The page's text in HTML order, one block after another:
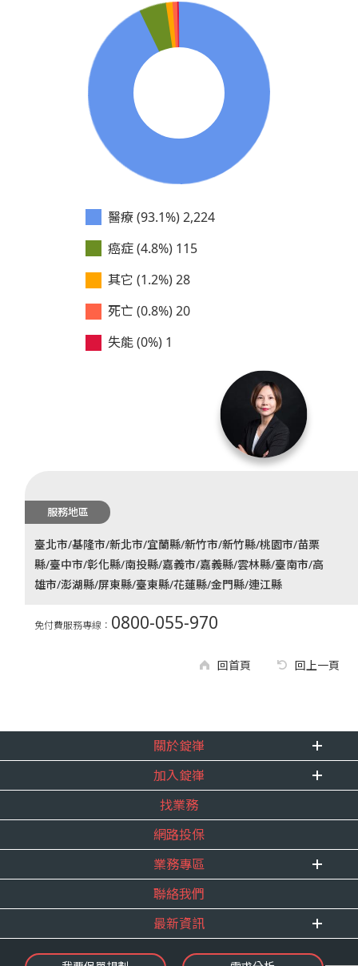
醫療 (93.1%) 2,224
癌症 (4.8%) 115
其它 (1.2%) 28
死亡 (0.8%) 20
失能 (0%) 1
服務地區
臺北市/基隆市/新北市/宜蘭縣/新竹市/新竹縣/桃園市/苗栗
縣/臺中市/彰化縣/南投縣/嘉義市/嘉義縣/雲林縣/臺南市/高
雄市/澎湖縣/屏東縣/臺東縣/花蓮縣/金門縣/連江縣
免付費服務專線： 0800-055-970
回首頁 回上一頁
關於錠嵂
企業資訊
重要事跡
得獎紀錄
服務宣言
合作夥伴
加入錠嵂
內勤招聘
精英招募
年度增員計畫
找業務
網路投保
業務專區
E 線資源網
聯絡我們
最新資訊
最新消息